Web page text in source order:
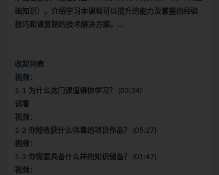
础知识）。介绍学习本课程可以提升的能力及掌握的经验
技巧和课复制的技术解决方案。…
收起列表
视频：
1-1 为什么这门课值得你学习？ (03:34)
试看
视频：
1-2 你能收获什么体量的项目作品？ (05:27)
视频：
1-3 你需要具备什么样的知识储备？ (01:47)
视频：